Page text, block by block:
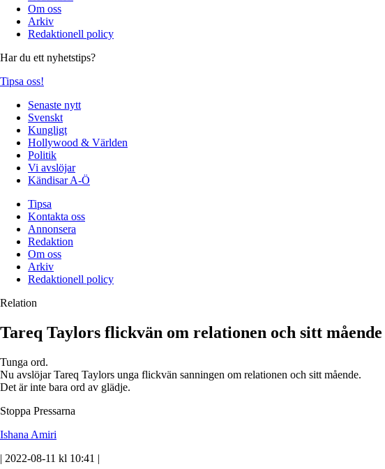
Om oss
Arkiv
Redaktionell policy
Har du ett nyhetstips?
Tipsa oss!
Senaste nytt
Svenskt
Kungligt
Hollywood & Världen
Politik
Vi avslöjar
Kändisar A-Ö
Tipsa
Kontakta oss
Annonsera
Redaktion
Om oss
Arkiv
Redaktionell policy
Relation
Tareq Taylors flickvän om relationen och sitt mående
Tunga ord.
Nu avslöjar Tareq Taylors unga flickvän sanningen om relationen och sitt mående.
Det är inte bara ord av glädje.
Stoppa Pressarna
Ishana Amiri
| 2022-08-11 kl 10:41 |